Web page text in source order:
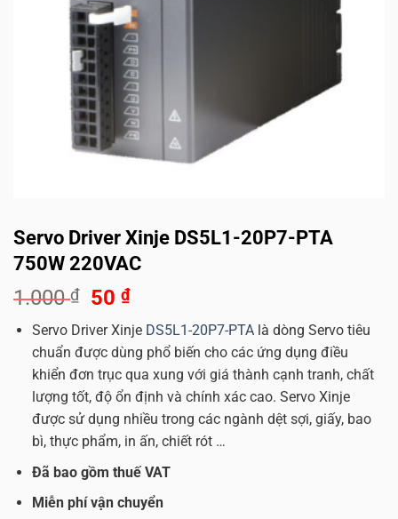
Servo Driver Xinje DS5L1-20P7-PTA
750W 220VAC
1.000₫
Giá
gốc
là:
1.000 ₫.
50₫Giá
hiện
tại
là:
50 ₫.
Servo Driver Xinje DS5L1-20P7-PTAlà dòng Servo tiêu
chuẩn được dùng phổ biến cho các ứng dụng điều
khiển đơn trục qua xung với giá thành cạnh tranh, chất
lượng tốt, độ ổn định và chính xác cao. Servo Xinje
được sử dụng nhiều trong các ngành dệt sợi, giấy, bao
bì, thực phẩm, in ấn, chiết rót …
Đã bao gồm thuế VAT
Miễn phí vận chuyển